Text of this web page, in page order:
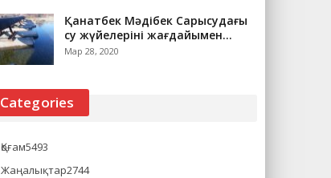
Қанатбек Мәдібек Сарысудағы
су жүйелерінің жағдайымен…
Мар 28, 2020
Categories
Қоғам5493
Жаңалықтар2744